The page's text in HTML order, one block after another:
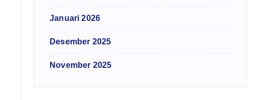
Januari 2026
Desember 2025
November 2025